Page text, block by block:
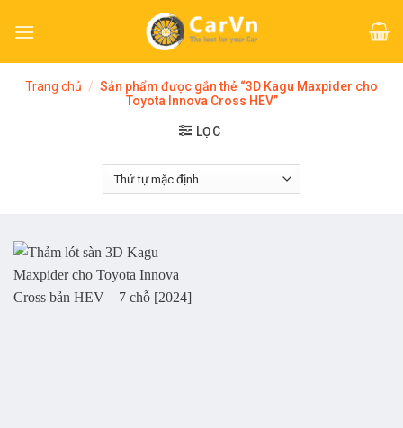
Trang chủ / Sản phẩm được gắn thẻ “3D Kagu Maxpider cho
Toyota Innova Cross HEV”
LỌC